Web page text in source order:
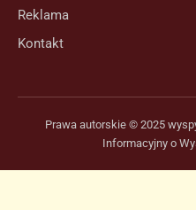
Reklama
Kontakt
Prawa autorskie © 2025
Informacyjny o